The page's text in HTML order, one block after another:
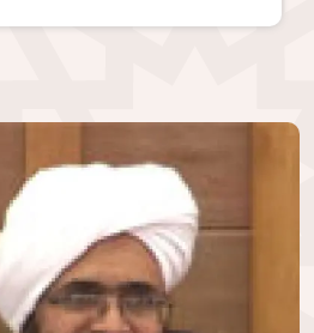
الصورة